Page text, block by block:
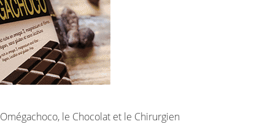
Omégachoco, le Chocolat et le Chirurgien